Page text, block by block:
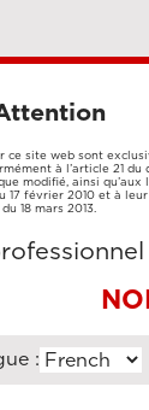
DE
BANCAIRE
ce site web sont
à l’article 21
modifié, ainsi
17 février 2010 et à
du 18 mars 2013.
: